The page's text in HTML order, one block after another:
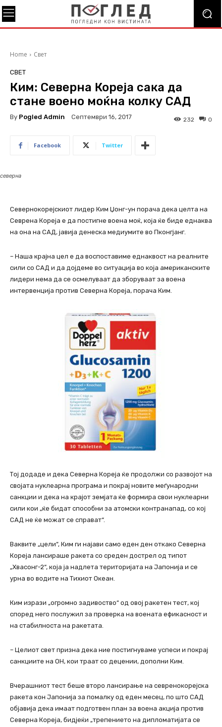
Home Свет
СВЕТ
Ким: Северна Кореја сака да
стане воено моќна колку САД
By Pogled Admin Септември 16, 2017 0
232
Facebook Twitter
северна
Севернокорејскиот лидер Ким Џонг-ун порача дека целта на
Севрена Кореја е да постигне воена моќ, која ќе биде еднаква
на она на САД, јавија денеска медиумите во Пконгјанг.
– Наша крајна цел е да воспоставиме еднаквост на реалните
сили со САД и да дојдеме во ситуација во која американските
лидери нема да се осмелуваат да зборуваат за воена
интервенција против Северна Кореја, порача Ким.
Тој додаде и дека Северна Кореја ќе продолжи со развојот на
својата нуклеарна програма и покрај новите меѓународни
санкции и дека на крајот земјата ќе формира свои нуклеарни
сили кои „ќе бидат способни за атомски контранапад, со кој
САД не ќе можат се справат“.
Ваквите „цели“, Ким ги најави само еден ден откако Северна
Кореја лансираше ракета со среден дострел од типот
„Хвасонг-2“, која ја надлета територијата на Јапонија и се
урна во водите на Тихиот Океан.
Ким изрази „огромно задивоство“ од овој ракетен тест, кој
според него послужил за проверка на воената ефикасност и
на стабилноста на ракетата.
– Целиот свет призна дека ние постигнуваме успеси и покрај
санкциите на ОН, кои траат со децении, дополни Ким.
Вчерашниот тест беше второ лансирање на севренокорејска
ракета кон Јапонија за помалку од еден месец, по што САД
објавија дека имаат подготвен план за воена акција против
Северна Кореја, бидјеќи „трепението на дипломатијата се